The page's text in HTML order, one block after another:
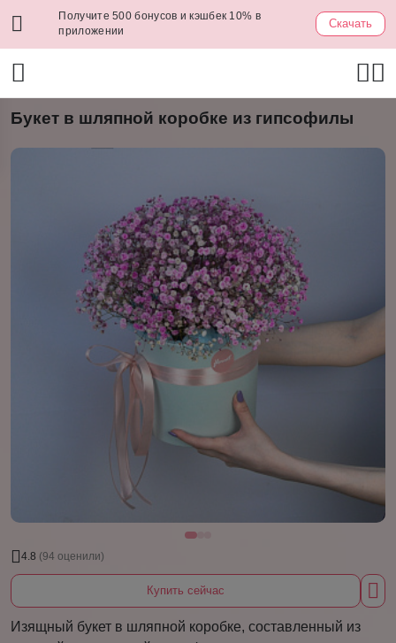
Получите 500 бонусов и кэшбек 10% в
приложении
Скачать
Букет в шляпной коробке из гипсофилы
4.8 (94 оценили)
Купить сейчас
Изящный букет в шляпной коробке, составленный из